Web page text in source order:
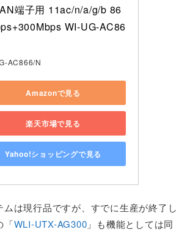
端子用 11ac/n/a/g/b 86
WI-UG-AC86
AC866/N
Amazonで見る
楽天市場で見る
Yahoo!ショッピングで見る
は現行品ですが、すでに生産が終了し
「WLI-UTX-AG300 」も機能としては同